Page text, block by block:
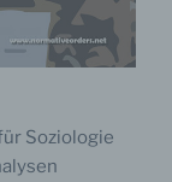
Soziologie